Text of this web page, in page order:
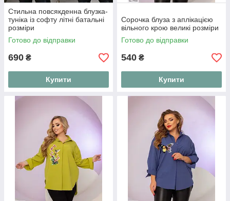
Стильна повсякденна блузка-
туніка із софту літні батальні
розміри
Готово до відправки
690 ₴
Купити
Сорочка блуза з аплікацією
вільного крою великі розміри
Готово до відправки
540 ₴
Купити